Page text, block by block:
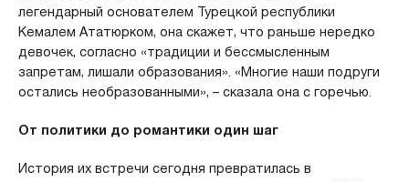
легендарный основателем Турецкой республики
Кемалем Ататюрком, она скажет, что раньше нередко
девочек, согласно «традиции и бессмысленным
запретам, лишали образования». «Многие наши подруги
остались необразованными», – сказала она с горечью.
От политики до романтики один шаг
История их встречи сегодня превратилась в